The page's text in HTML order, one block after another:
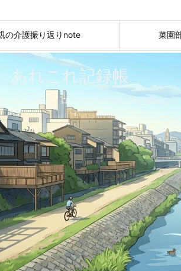
の介護振り返りnote 菜園
あれこれ記録帳
プリン好き。ロスジェネ40代の試行錯誤な日